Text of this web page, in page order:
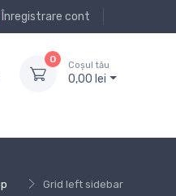
Înregistrare cont
0
Coșul tău
0,00 lei
Grid left sidebar